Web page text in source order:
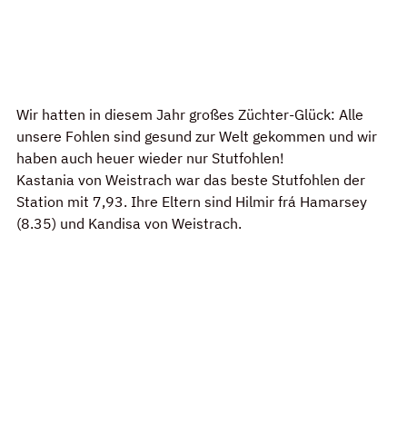
Wir hatten in diesem Jahr großes Züchter-Glück: Alle
unsere Fohlen sind gesund zur Welt gekommen und wir
haben auch heuer wieder nur Stutfohlen!
Kastania von Weistrach war das beste Stutfohlen der
Station mit 7,93. Ihre Eltern sind Hilmir frá Hamarsey
(8.35) und Kandisa von Weistrach.